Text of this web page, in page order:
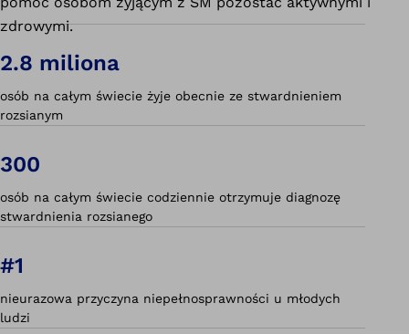
zdrowymi.
2.8 miliona
osób na całym świecie żyje obecnie ze stwardnieniem
rozsianym
300
osób na całym świecie codziennie otrzymuje diagnozę
stwardnienia rozsianego
#1
nieurazowa przyczyna niepełnosprawności u młodych
ludzi